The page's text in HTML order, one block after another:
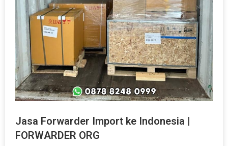
Jasa Forwarder Import ke Indonesia |
FORWARDER ORG